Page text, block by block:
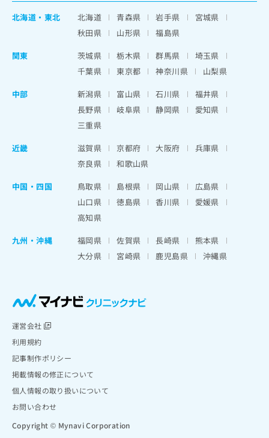
北海道 ・ 東北 北海道 青森県 岩手県
宮城県
秋田県
山形県
福島県
関東
茨城県 栃木県 群馬県
埼玉県
千葉県
東京都 神奈川県
山梨県
中部
新潟県 富山県 石川県
福井県
長野県
岐阜県 静岡県
愛知県
三重県
近畿
滋賀県 京都府 大阪府
兵庫県
奈良県
和歌山県
中国・四国
鳥取県 島根県 岡山県
広島県
山口県
徳島県 香川県
愛媛県
高知県
九州・沖縄
福岡県 佐賀県 長崎県
熊本県
大分県
宮崎県 鹿児島県 沖縄県
運営会社
利用規約
記事制作ポリシー
掲載情報の修正について
個人情報の取り扱いについて
お問い合わせ
Copyright © Mynavi Corporation